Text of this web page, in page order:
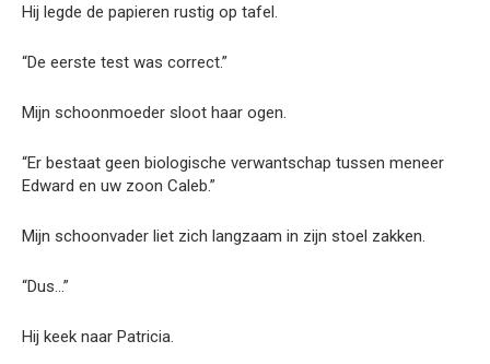
Hij legde de papieren rustig op tafel.
“De eerste test was correct.”
Mijn schoonmoeder sloot haar ogen.
“Er bestaat geen biologische verwantschap tussen meneer
Edward en uw zoon Caleb.”
Mijn schoonvader liet zich langzaam in zijn stoel zakken.
“Dus…”
Hij keek naar Patricia.